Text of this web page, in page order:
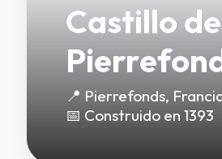
Castillo de
📍 Pierrefonds,
📅 Construido en 1393